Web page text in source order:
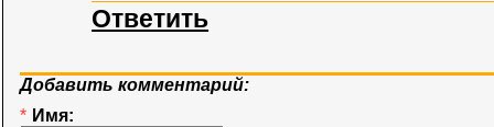
Ответить
Добавить комментарий:
* Имя: